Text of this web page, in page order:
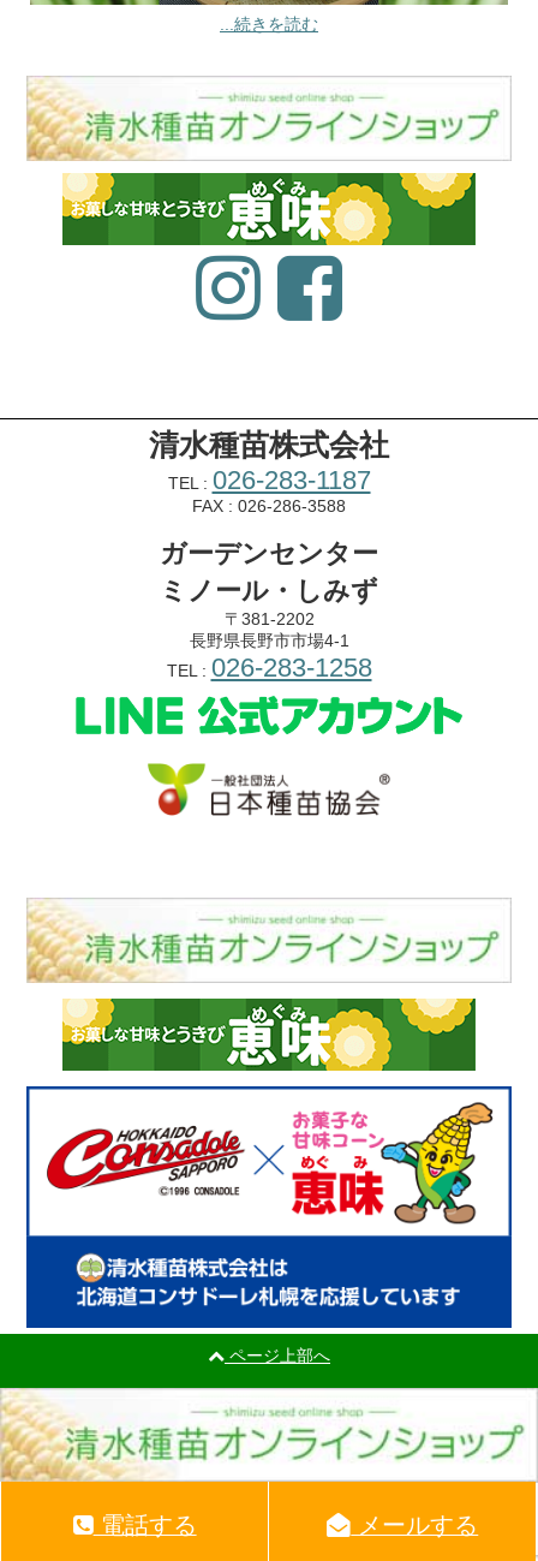
...続きを読む
清水種苗株式会社
TEL : 026-283-1187
FAX : 026-286-3588
ガーデンセンター
ミノール・しみず
〒381-2202
長野県長野市市場4-1
TEL : 026-283-1258
Copyright ©
ページ上部へ
電話する メールする